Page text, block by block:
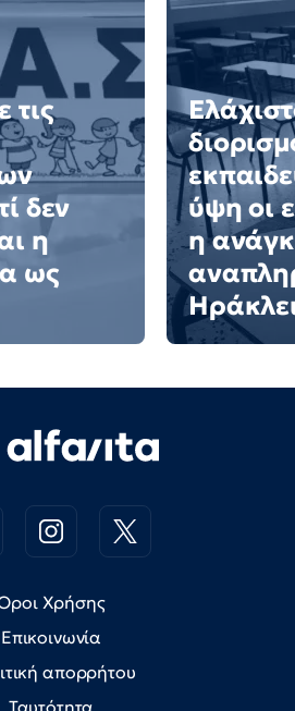
τις
δεν
η
ως
ύψη οι
η
Χρήσης
Επικοινωνία
απορρήτου
Ταυτότητα